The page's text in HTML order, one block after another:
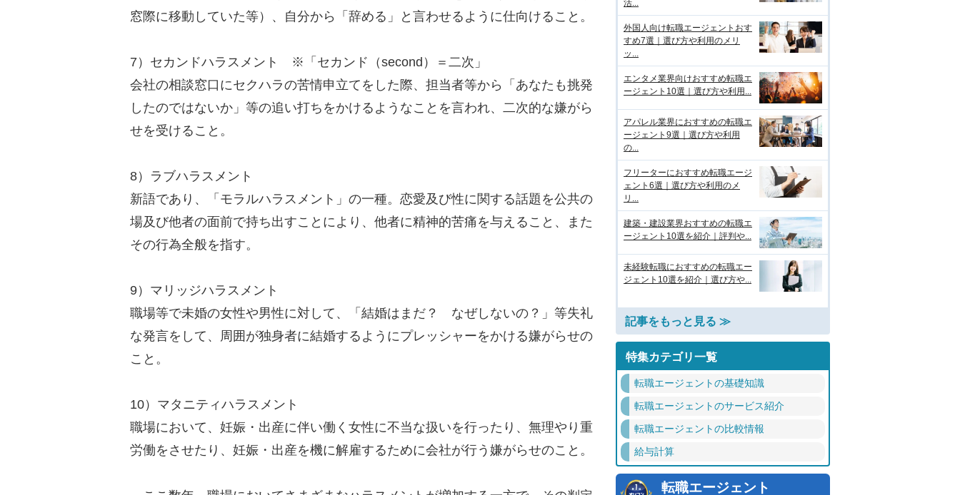
窓際に移動していた等）、自分から「辞める」と言わせるように仕向けること。
7）セカンドハラスメント ※「セカンド（second）＝二次」
会社の相談窓口にセクハラの苦情申立てをした際、担当者等から「あなたも挑発
したのではないか」等の追い打ちをかけるようなことを言われ、二次的な嫌がら
せを受けること。
8）ラブハラスメント
新語であり、「モラルハラスメント」の一種。恋愛及び性に関する話題を公共の
場及び他者の面前で持ち出すことにより、他者に精神的苦痛を与えること、また
その行為全般を指す。
9）マリッジハラスメント
職場等で未婚の女性や男性に対して、「結婚はまだ？ なぜしないの？」等失礼
な発言をして、周囲が独身者に結婚するようにプレッシャーをかける嫌がらせの
こと。
10）マタニティハラスメント
職場において、妊娠・出産に伴い働く女性に不当な扱いを行ったり、無理やり重
労働をさせたり、妊娠・出産を機に解雇するために会社が行う嫌がらせのこと。
活...
外国人向け転職エージェントおす
すめ7選｜選び方や利用のメリ
ッ...
エンタメ業界向けおすすめ転職エ
ージェント10選｜選び方や利用...
アパレル業界におすすめの転職エ
ージェント9選｜選び方や利用
の...
フリーターにおすすめ転職エージ
ェント6選｜選び方や利用のメ
リ...
建築・建設業界おすすめの転職エ
ージェント10選を紹介｜評判や...
未経験転職におすすめの転職エー
ジェント10選を紹介｜選び方や...
記事をもっと見る ≫
特集カテゴリ一覧
転職エージェントの基礎知識
転職エージェントのサービス紹介
転職エージェントの比較情報
給与計算
転職エージェント